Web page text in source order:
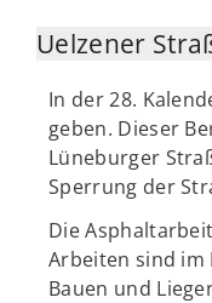
Uelzener
In der 28.
geben. Dieser
Lüneburger
Sperrung der
Die
Arbeiten sind im
Bauen und